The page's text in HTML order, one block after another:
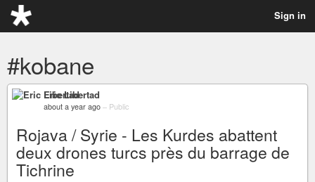
Sign in
#kobane
Eric Libertad
about a year ago – Public
Rojava / Syrie - Les Kurdes abattent
deux drones turcs près du barrage de
Tichrine